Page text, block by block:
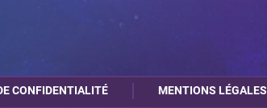
CONFIDENTIALITÉ MENTIONS LÉGALES